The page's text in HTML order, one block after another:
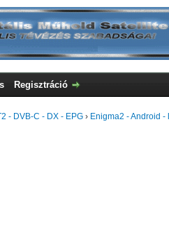
Regisztráció
- DVB-C - DX - EPG › Enigma2 - Android